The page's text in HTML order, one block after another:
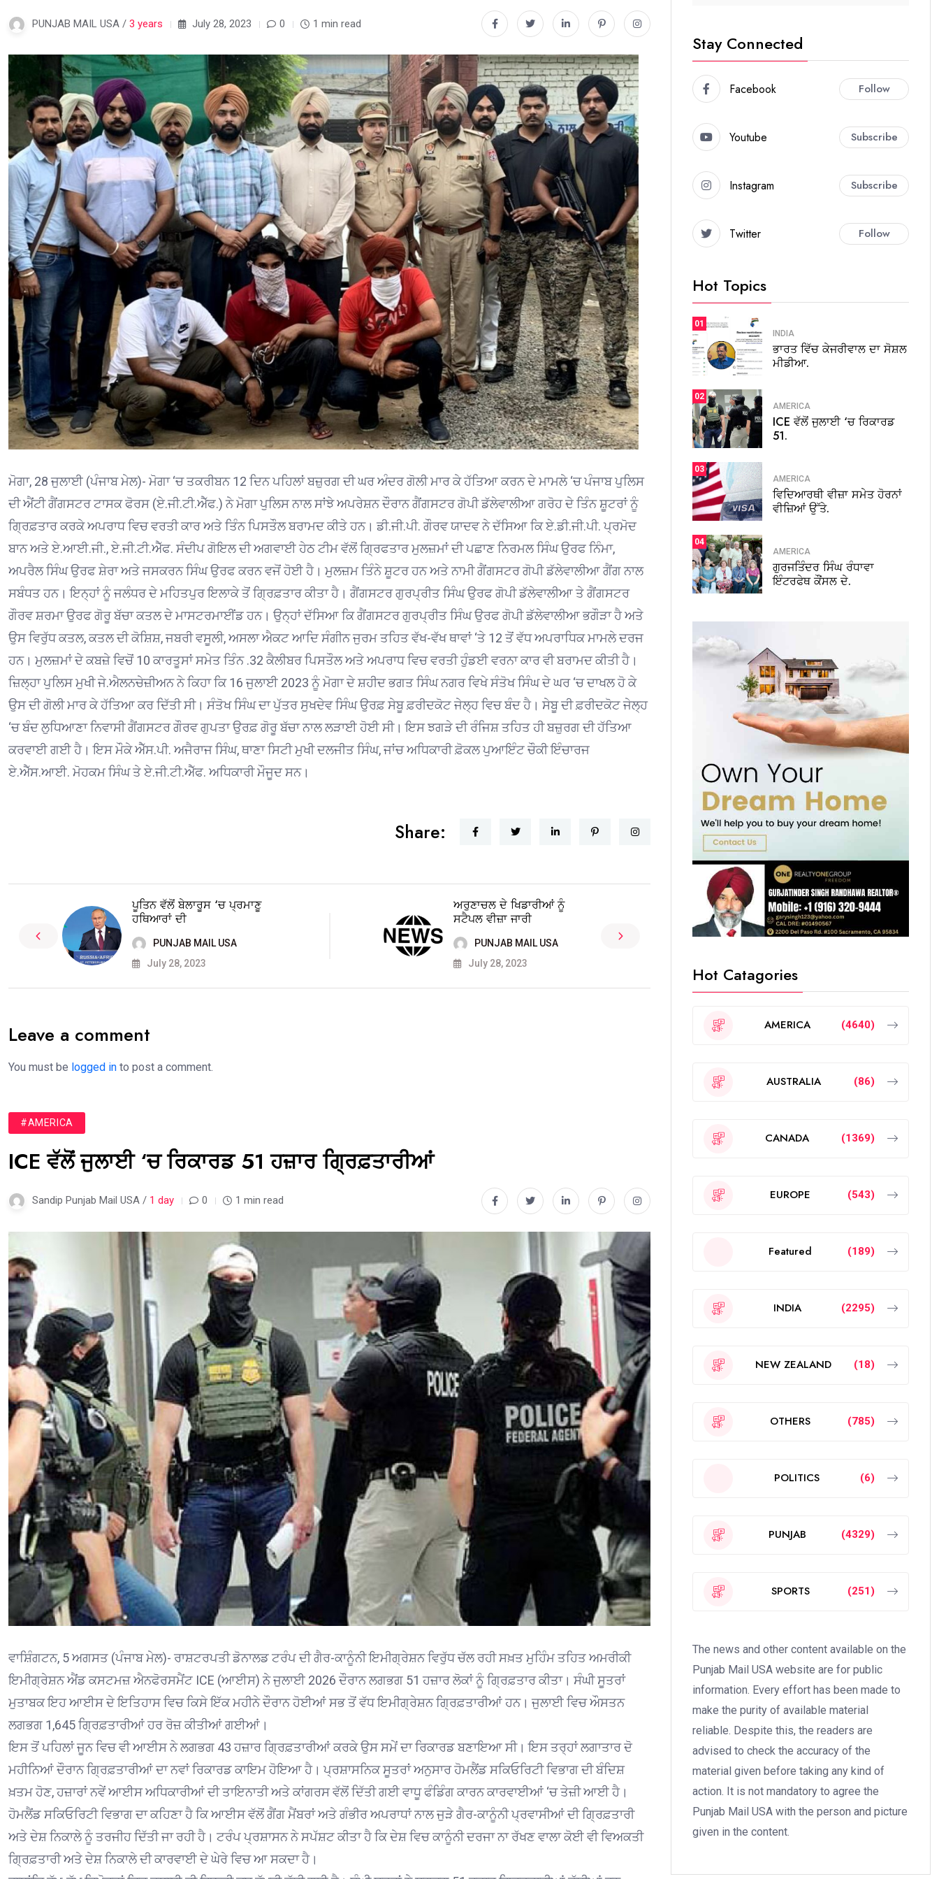
PUNJAB MAIL USA / 3 years July 28, 2023 0 1 min read
ਮੋਗਾ, 28 ਜੁਲਾਈ (ਪੰਜਾਬ ਮੇਲ)- ਮੋਗਾ ‘ਚ ਤਕਰੀਬਨ 12 ਦਿਨ ਪਹਿਲਾਂ ਬਜ਼ੁਰਗ ਦੀ ਘਰ ਅੰਦਰ ਗੋਲੀ ਮਾਰ ਕੇ ਹੱਤਿਆ ਕਰਨ ਦੇ ਮਾਮਲੇ ‘ਚ ਪੰਜਾਬ ਪੁਲਿਸ
ਦੀ ਐਂਟੀ ਗੈਂਗਸਟਰ ਟਾਸਕ ਫੋਰਸ (ਏ.ਜੀ.ਟੀ.ਐੱਫ.) ਨੇ ਮੋਗਾ ਪੁਲਿਸ ਨਾਲ ਸਾਂਝੇ ਅਪਰੇਸ਼ਨ ਦੌਰਾਨ ਗੈਂਗਸਟਰ ਗੋਪੀ ਡੱਲੇਵਾਲੀਆ ਗਰੋਹ ਦੇ ਤਿੰਨ ਸ਼ੂਟਰਾਂ ਨੂੰ
ਗ੍ਰਿਫ਼ਤਾਰ ਕਰਕੇ ਅਪਰਾਧ ਵਿਚ ਵਰਤੀ ਕਾਰ ਅਤੇ ਤਿੰਨ ਪਿਸਤੌਲ ਬਰਾਮਦ ਕੀਤੇ ਹਨ। ਡੀ.ਜੀ.ਪੀ. ਗੌਰਵ ਯਾਦਵ ਨੇ ਦੱਸਿਆ ਕਿ ਏ.ਡੀ.ਜੀ.ਪੀ. ਪ੍ਰਮੋਦ
ਬਾਨ ਅਤੇ ਏ.ਆਈ.ਜੀ., ਏ.ਜੀ.ਟੀ.ਐੱਫ. ਸੰਦੀਪ ਗੋਇਲ ਦੀ ਅਗਵਾਈ ਹੇਠ ਟੀਮ ਵੱਲੋਂ ਗ੍ਰਿਫਤਾਰ ਮੁਲਜ਼ਮਾਂ ਦੀ ਪਛਾਣ ਨਿਰਮਲ ਸਿੰਘ ਉਰਫ ਨਿੰਮਾ,
ਅਪਰੈਲ ਸਿੰਘ ਉਰਫ ਸ਼ੇਰਾ ਅਤੇ ਜਸਕਰਨ ਸਿੰਘ ਉਰਫ ਕਰਨ ਵਜੋਂ ਹੋਈ ਹੈ। ਮੁਲਜ਼ਮ ਤਿੰਨੇ ਸ਼ੂਟਰ ਹਨ ਅਤੇ ਨਾਮੀ ਗੈਂਗਸਟਰ ਗੋਪੀ ਡੱਲੇਵਾਲੀਆ ਗੈਂਗ ਨਾਲ
ਸਬੰਧਤ ਹਨ। ਇਨ੍ਹਾਂ ਨੂੰ ਜਲੰਧਰ ਦੇ ਮਹਿਤਪੁਰ ਇਲਾਕੇ ਤੋਂ ਗ੍ਰਿਫ਼ਤਾਰ ਕੀਤਾ ਹੈ। ਗੈਂਗਸਟਰ ਗੁਰਪ੍ਰੀਤ ਸਿੰਘ ਉਰਫ ਗੋਪੀ ਡੱਲੇਵਾਲੀਆ ਤੇ ਗੈਂਗਸਟਰ
ਗੌਰਵ ਸ਼ਰਮਾ ਉਰਫ ਗੋਰੂ ਬੱਚਾ ਕਤਲ ਦੇ ਮਾਸਟਰਮਾਈਂਡ ਹਨ। ਉਨ੍ਹਾਂ ਦੱਸਿਆ ਕਿ ਗੈਂਗਸਟਰ ਗੁਰਪ੍ਰੀਤ ਸਿੰਘ ਉਰਫ ਗੋਪੀ ਡੱਲੇਵਾਲੀਆ ਭਗੌੜਾ ਹੈ ਅਤੇ
ਉਸ ਵਿਰੁੱਧ ਕਤਲ, ਕਤਲ ਦੀ ਕੋਸ਼ਿਸ਼, ਜਬਰੀ ਵਸੂਲੀ, ਅਸਲਾ ਐਕਟ ਆਦਿ ਸੰਗੀਨ ਜੁਰਮ ਤਹਿਤ ਵੱਖ-ਵੱਖ ਥਾਵਾਂ ‘ਤੇ 12 ਤੋਂ ਵੱਧ ਅਪਰਾਧਿਕ ਮਾਮਲੇ ਦਰਜ
ਹਨ। ਮੁਲਜ਼ਮਾਂ ਦੇ ਕਬਜ਼ੇ ਵਿਚੋਂ 10 ਕਾਰਤੂਸਾਂ ਸਮੇਤ ਤਿੰਨ .32 ਕੈਲੀਬਰ ਪਿਸਤੌਲ ਅਤੇ ਅਪਰਾਧ ਵਿਚ ਵਰਤੀ ਹੁੰਡਈ ਵਰਨਾ ਕਾਰ ਵੀ ਬਰਾਮਦ ਕੀਤੀ ਹੈ।
ਜ਼ਿਲ੍ਹਾ ਪੁਲਿਸ ਮੁਖੀ ਜੇ.ਐਲਨਚੇਜ਼ੀਅਨ ਨੇ ਕਿਹਾ ਕਿ 16 ਜੁਲਾਈ 2023 ਨੂੰ ਮੋਗਾ ਦੇ ਸ਼ਹੀਦ ਭਗਤ ਸਿੰਘ ਨਗਰ ਵਿਖੇ ਸੰਤੋਖ ਸਿੰਘ ਦੇ ਘਰ ‘ਚ ਦਾਖਲ ਹੋ ਕੇ
ਉਸ ਦੀ ਗੋਲੀ ਮਾਰ ਕੇ ਹੱਤਿਆ ਕਰ ਦਿੱਤੀ ਸੀ। ਸੰਤੋਖ ਸਿੰਘ ਦਾ ਪੁੱਤਰ ਸੁਖਦੇਵ ਸਿੰਘ ਉਰਫ਼ ਸੇਬੂ ਫ਼ਰੀਦਕੋਟ ਜੇਲ੍ਹ ਵਿਚ ਬੰਦ ਹੈ। ਸੇਬੂ ਦੀ ਫ਼ਰੀਦਕੋਟ ਜੇਲ੍ਹ
‘ਚ ਬੰਦ ਲੁਧਿਆਣਾ ਨਿਵਾਸੀ ਗੈਂਗਸਟਰ ਗੌਰਵ ਗੁਪਤਾ ਉਰਫ਼ ਗੋਰੂ ਬੱਚਾ ਨਾਲ ਲੜਾਈ ਹੋਈ ਸੀ। ਇਸ ਝਗੜੇ ਦੀ ਰੰਜਿਸ਼ ਤਹਿਤ ਹੀ ਬਜ਼ੁਰਗ ਦੀ ਹੱਤਿਆ
ਕਰਵਾਈ ਗਈ ਹੈ। ਇਸ ਮੌਕੇ ਐੱਸ.ਪੀ. ਅਜੈਰਾਜ ਸਿੰਘ, ਥਾਣਾ ਸਿਟੀ ਮੁਖੀ ਦਲਜੀਤ ਸਿੰਘ, ਜਾਂਚ ਅਧਿਕਾਰੀ ਫ਼ੋਕਲ ਪੁਆਇੰਟ ਚੌਕੀ ਇੰਚਾਰਜ
ਏ.ਐੱਸ.ਆਈ. ਮੋਹਕਮ ਸਿੰਘ ਤੇ ਏ.ਜੀ.ਟੀ.ਐੱਫ. ਅਧਿਕਾਰੀ ਮੌਜੂਦ ਸਨ।
Share:
ਪੂਤਿਨ ਵੱਲੋਂ ਬੇਲਾਰੂਸ ‘ਚ ਪ੍ਰਮਾਣੂ
ਹਥਿਆਰਾਂ ਦੀ
PUNJAB MAIL USA
July 28, 2023
ਅਰੁਣਾਚਲ ਦੇ ਖਿਡਾਰੀਆਂ ਨੂੰ
ਸਟੈਪਲ ਵੀਜ਼ਾ ਜਾਰੀ
PUNJAB MAIL USA
July 28, 2023
Leave a comment
You must be logged in to post a comment.
#AMERICA
ICE ਵੱਲੋਂ ਜੁਲਾਈ ‘ਚ ਰਿਕਾਰਡ 51 ਹਜ਼ਾਰ ਗ੍ਰਿਫ਼ਤਾਰੀਆਂ
Sandip Punjab Mail USA / 1 day 0 1 min read
ਵਾਸ਼ਿੰਗਟਨ, 5 ਅਗਸਤ (ਪੰਜਾਬ ਮੇਲ)- ਰਾਸ਼ਟਰਪਤੀ ਡੋਨਾਲਡ ਟਰੰਪ ਦੀ ਗੈਰ-ਕਾਨੂੰਨੀ ਇਮੀਗ੍ਰੇਸ਼ਨ ਵਿਰੁੱਧ ਚੱਲ ਰਹੀ ਸਖ਼ਤ ਮੁਹਿੰਮ ਤਹਿਤ ਅਮਰੀਕੀ
ਇਮੀਗ੍ਰੇਸ਼ਨ ਐਂਡ ਕਸਟਮਜ਼ ਐਨਫੋਰਸਮੈਂਟ ICE (ਆਈਸ) ਨੇ ਜੁਲਾਈ 2026 ਦੌਰਾਨ ਲਗਭਗ 51 ਹਜ਼ਾਰ ਲੋਕਾਂ ਨੂੰ ਗ੍ਰਿਫ਼ਤਾਰ ਕੀਤਾ। ਸੰਘੀ ਸੂਤਰਾਂ
ਮੁਤਾਬਕ ਇਹ ਆਈਸ ਦੇ ਇਤਿਹਾਸ ਵਿਚ ਕਿਸੇ ਇੱਕ ਮਹੀਨੇ ਦੌਰਾਨ ਹੋਈਆਂ ਸਭ ਤੋਂ ਵੱਧ ਇਮੀਗ੍ਰੇਸ਼ਨ ਗ੍ਰਿਫ਼ਤਾਰੀਆਂ ਹਨ। ਜੁਲਾਈ ਵਿਚ ਔਸਤਨ
ਲਗਭਗ 1,645 ਗ੍ਰਿਫ਼ਤਾਰੀਆਂ ਹਰ ਰੋਜ਼ ਕੀਤੀਆਂ ਗਈਆਂ।
ਇਸ ਤੋਂ ਪਹਿਲਾਂ ਜੂਨ ਵਿਚ ਵੀ ਆਈਸ ਨੇ ਲਗਭਗ 43 ਹਜ਼ਾਰ ਗ੍ਰਿਫ਼ਤਾਰੀਆਂ ਕਰਕੇ ਉਸ ਸਮੇਂ ਦਾ ਰਿਕਾਰਡ ਬਣਾਇਆ ਸੀ। ਇਸ ਤਰ੍ਹਾਂ ਲਗਾਤਾਰ ਦੋ
ਮਹੀਨਿਆਂ ਦੌਰਾਨ ਗ੍ਰਿਫ਼ਤਾਰੀਆਂ ਦਾ ਨਵਾਂ ਰਿਕਾਰਡ ਕਾਇਮ ਹੋਇਆ ਹੈ। ਪ੍ਰਸ਼ਾਸਨਿਕ ਸੂਤਰਾਂ ਅਨੁਸਾਰ ਹੋਮਲੈਂਡ ਸਕਿਓਰਿਟੀ ਵਿਭਾਗ ਦੀ ਬੰਦਿਸ਼
ਖ਼ਤਮ ਹੋਣ, ਹਜ਼ਾਰਾਂ ਨਵੇਂ ਆਈਸ ਅਧਿਕਾਰੀਆਂ ਦੀ ਤਾਇਨਾਤੀ ਅਤੇ ਕਾਂਗਰਸ ਵੱਲੋਂ ਦਿੱਤੀ ਗਈ ਵਾਧੂ ਫੰਡਿੰਗ ਕਾਰਨ ਕਾਰਵਾਈਆਂ ‘ਚ ਤੇਜ਼ੀ ਆਈ ਹੈ।
ਹੋਮਲੈਂਡ ਸਕਿਓਰਿਟੀ ਵਿਭਾਗ ਦਾ ਕਹਿਣਾ ਹੈ ਕਿ ਆਈਸ ਵੱਲੋਂ ਗੈਂਗ ਮੈਂਬਰਾਂ ਅਤੇ ਗੰਭੀਰ ਅਪਰਾਧਾਂ ਨਾਲ ਜੁੜੇ ਗੈਰ-ਕਾਨੂੰਨੀ ਪ੍ਰਵਾਸੀਆਂ ਦੀ ਗ੍ਰਿਫ਼ਤਾਰੀ
ਅਤੇ ਦੇਸ਼ ਨਿਕਾਲੇ ਨੂੰ ਤਰਜੀਹ ਦਿੱਤੀ ਜਾ ਰਹੀ ਹੈ। ਟਰੰਪ ਪ੍ਰਸ਼ਾਸਨ ਨੇ ਸਪੱਸ਼ਟ ਕੀਤਾ ਹੈ ਕਿ ਦੇਸ਼ ਵਿਚ ਕਾਨੂੰਨੀ ਦਰਜਾ ਨਾ ਰੱਖਣ ਵਾਲਾ ਕੋਈ ਵੀ ਵਿਅਕਤੀ
ਗ੍ਰਿਫ਼ਤਾਰੀ ਅਤੇ ਦੇਸ਼ ਨਿਕਾਲੇ ਦੀ ਕਾਰਵਾਈ ਦੇ ਘੇਰੇ ਵਿਚ ਆ ਸਕਦਾ ਹੈ।
Stay Connected
Facebook Follow
Youtube Subscribe
Instagram Subscribe
Twitter Follow
Hot Topics
01
INDIA
ਭਾਰਤ ਵਿੱਚ ਕੇਜਰੀਵਾਲ ਦਾ ਸੋਸ਼ਲ
ਮੀਡੀਆ.
02
AMERICA
ICE ਵੱਲੋਂ ਜੁਲਾਈ ‘ਚ ਰਿਕਾਰਡ
51.
03
AMERICA
ਵਿਦਿਆਰਥੀ ਵੀਜ਼ਾ ਸਮੇਤ ਹੋਰਨਾਂ
ਵੀਜ਼ਿਆਂ ਉੱਤੇ.
04
AMERICA
ਗੁਰਜਤਿੰਦਰ ਸਿੰਘ ਰੰਧਾਵਾ
ਇੰਟਰਫੇਥ ਕੌਂਸਲ ਦੇ.
Hot Catagories
AMERICA (4640)
AUSTRALIA (86)
CANADA (1369)
EUROPE (543)
Featured (189)
INDIA (2295)
NEW ZEALAND (18)
OTHERS (785)
POLITICS (6)
PUNJAB (4329)
SPORTS (251)
The news and other content available on the
Punjab Mail USA website are for public
information. Every effort has been made to
make the purity of available material
reliable. Despite this, the readers are
advised to check the accuracy of the
material given before taking any kind of
action. It is not mandatory to agree the
Punjab Mail USA with the person and picture
given in the content.